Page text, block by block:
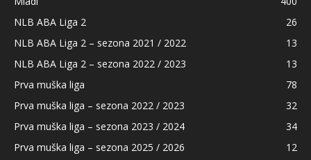
NLB ABA Liga 2
26
NLB ABA Liga 2 – sezona 2021 / 2022
13
NLB ABA Liga 2 – sezona 2022 / 2023
13
Prva muška liga
78
Prva muška liga – sezona 2022 / 2023
32
Prva muška liga – sezona 2023 / 2024
34
Prva muška liga – sezona 2025 / 2026
12